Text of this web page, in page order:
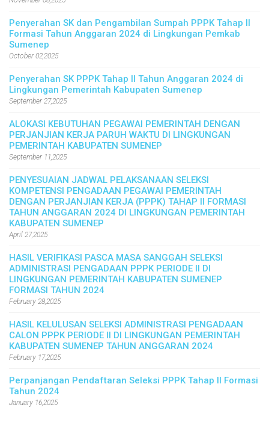
Penyerahan SK dan Pengambilan Sumpah PPPK Tahap II
Formasi Tahun Anggaran 2024 di Lingkungan Pemkab
Sumenep
October 02,2025
Penyerahan SK PPPK Tahap II Tahun Anggaran 2024 di
Lingkungan Pemerintah Kabupaten Sumenep
September 27,2025
ALOKASI KEBUTUHAN PEGAWAI PEMERINTAH DENGAN
PERJANJIAN KERJA PARUH WAKTU DI LINGKUNGAN
PEMERINTAH KABUPATEN SUMENEP
September 11,2025
PENYESUAIAN JADWAL PELAKSANAAN SELEKSI
KOMPETENSI PENGADAAN PEGAWAI PEMERINTAH
DENGAN PERJANJIAN KERJA (PPPK) TAHAP II FORMASI
TAHUN ANGGARAN 2024 DI LINGKUNGAN PEMERINTAH
KABUPATEN SUMENEP
April 27,2025
HASIL VERIFIKASI PASCA MASA SANGGAH SELEKSI
ADMINISTRASI PENGADAAN PPPK PERIODE II DI
LINGKUNGAN PEMERINTAH KABUPATEN SUMENEP
FORMASI TAHUN 2024
February 28,2025
HASIL KELULUSAN SELEKSI ADMINISTRASI PENGADAAN
CALON PPPK PERIODE II DI LINGKUNGAN PEMERINTAH
KABUPATEN SUMENEP TAHUN ANGGARAN 2024
February 17,2025
Perpanjangan Pendaftaran Seleksi PPPK Tahap II Formasi
Tahun 2024
January 16,2025